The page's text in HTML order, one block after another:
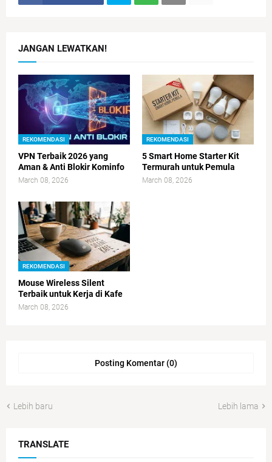
JANGAN LEWATKAN!
REKOMENDASI
VPN Terbaik 2026 yang
Aman & Anti Blokir Kominfo
March 08, 2026
REKOMENDASI
5 Smart Home Starter Kit
Termurah untuk Pemula
March 08, 2026
REKOMENDASI
Mouse Wireless Silent
Terbaik untuk Kerja di Kafe
March 08, 2026
Posting Komentar (0)
Lebih baru Lebih lama
TRANSLATE